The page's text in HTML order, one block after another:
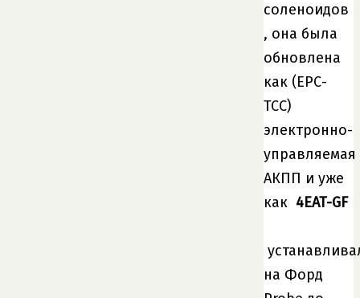
соленоидов
, она была
обновлена
как (ЕРС-
ТСС)
электронно-
управляемая
АКПП и уже
как 4EAT-GF
на Форд